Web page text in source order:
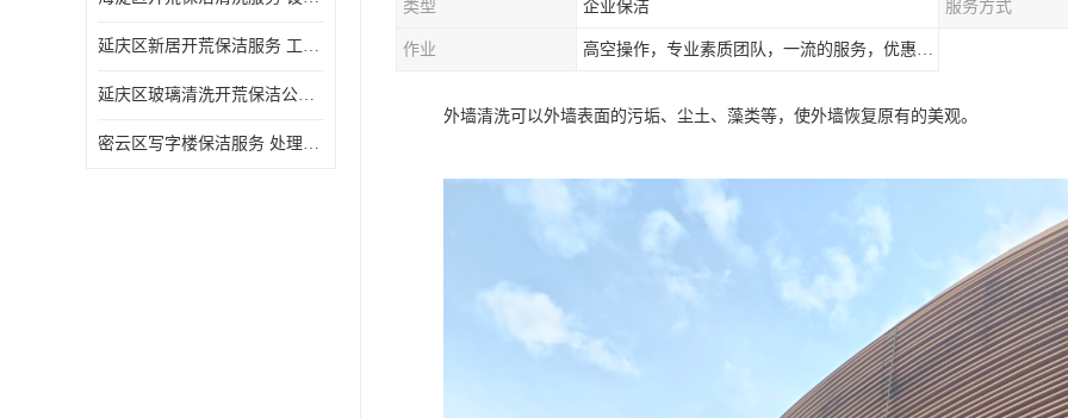
延庆区新居开荒保洁服务 工程类别多 避免会留下卫生死角
延庆区玻璃清洗开荒保洁公司电话 处理细致 清洁知识全面
密云区写字楼保洁服务 处理细致 避免会留下卫生死角
类型 企业保洁 服务方式
作业 高空操作，专业素质团队，一流的服务，优惠的价格
外墙清洗可以外墙表面的污垢、尘土、藻类等，使外墙恢复原有的美观。